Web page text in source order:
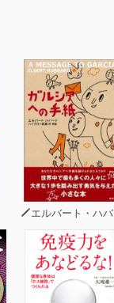
エルバート・ハバード